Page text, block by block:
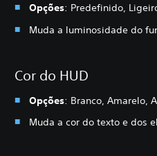
Opções: Predefinido,
Muda a luminosidade do
Cor do HUD
Opções: Branco, Amarelo,
Muda a cor do texto e dos